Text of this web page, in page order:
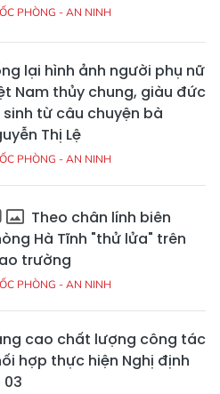
PHÒNG - AN NINH
lại hình ảnh người phụ nữ
Nam thủy chung, giàu đức
sinh từ câu chuyện bà
Thị Lệ
PHÒNG - AN NINH
Theo chân lính biên
Hà Tĩnh "thử lửa" trên
trường
PHÒNG - AN NINH
cao chất lượng công tác
hợp thực hiện Nghị định
03